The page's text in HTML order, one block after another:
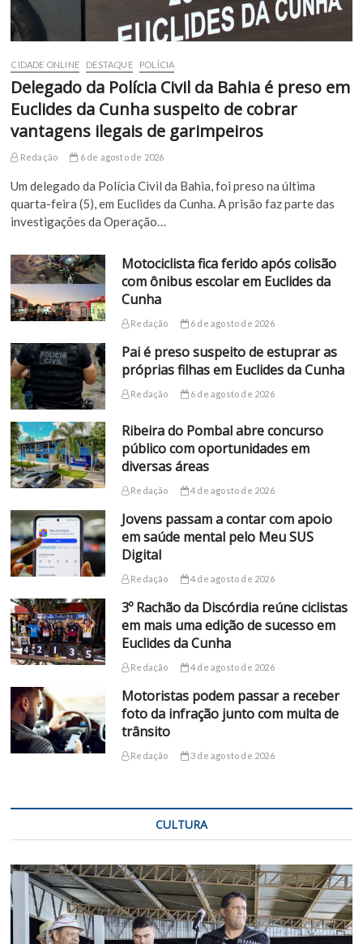
CIDADE ONLINE DESTAQUE POLÍCIA
Delegado da Polícia Civil da Bahia é preso em
Euclides da Cunha suspeito de cobrar
vantagens ilegais de garimpeiros
Redação 6 de agosto de 2026
Um delegado da Polícia Civil da Bahia, foi preso na última
quarta-feira (5), em Euclides da Cunha. A prisão faz parte das
investigações da Operação…
Motociclista fica ferido após colisão
com ônibus escolar em Euclides da
Cunha
Redação 6 de agosto de 2026
Pai é preso suspeito de estuprar as
próprias filhas em Euclides da Cunha
Redação 6 de agosto de 2026
Ribeira do Pombal abre concurso
público com oportunidades em
diversas áreas
Redação 4 de agosto de 2026
Jovens passam a contar com apoio
em saúde mental pelo Meu SUS
Digital
Redação 4 de agosto de 2026
3º Rachão da Discórdia reúne ciclistas
em mais uma edição de sucesso em
Euclides da Cunha
Redação 4 de agosto de 2026
Motoristas podem passar a receber
foto da infração junto com multa de
trânsito
Redação 3 de agosto de 2026
CULTURA